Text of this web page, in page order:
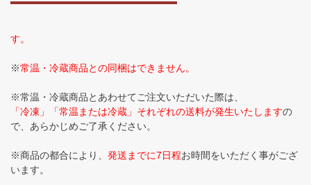
す。
※常温・冷蔵商品との同梱はできません。
※常温・冷蔵商品とあわせてご注文いただいた際は、
「冷凍」「常温または冷蔵」それぞれの送料が発生いたしますの
で、あらかじめご了承ください。
※商品の都合により、 発送までに7日程お時間をいただく事がござ
います。